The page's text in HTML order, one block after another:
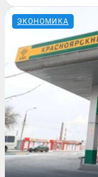
ЭКОНОМИКА